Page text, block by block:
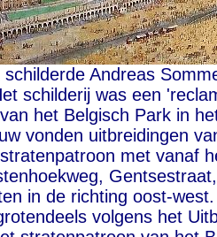
schilderde Andreas
schilderij was een
het Belgisch Park in
vonden uitbreidingen
met vanaf
in de richting oost-
volgens het